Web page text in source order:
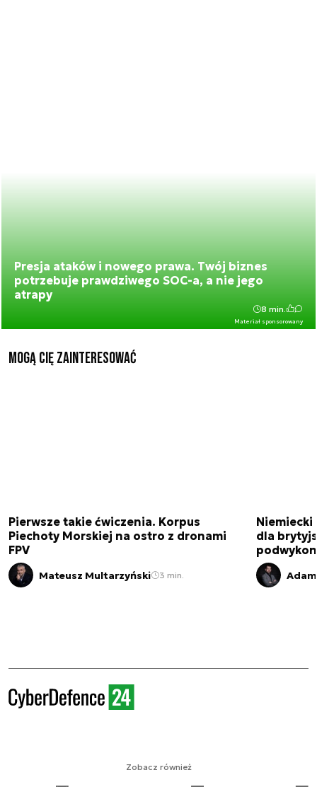
Presja ataków i nowego prawa. Twój biznes
potrzebuje prawdziwego SOC-a, a nie jego
atrapy
Materiał sponsorowany
8 min.
Mogą Cię zainteresować
Pierwsze takie ćwiczenia. Korpus
Piechoty Morskiej na ostro z dronami
FPV
Mateusz Multarzyński 3 min.
dla
Zobacz również